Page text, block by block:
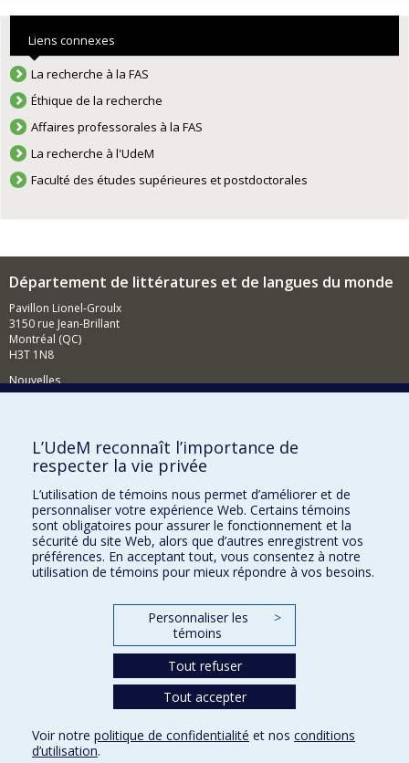
Liens connexes
La recherche à la FAS
Éthique de la recherche
Affaires professorales à la FAS
La recherche à l'UdeM
Faculté des études supérieures et postdoctorales
Département de littératures et de langues du monde
Pavillon Lionel-Groulx
3150 rue Jean-Brillant
Montréal (QC)
H3T 1N8
Nouvelles
Comment soutenir le Département?
BESOIN D'AIDE?
Plan du site
Signaler une erreur
Accessibilité
FACULTÉ DES ARTS ET DES SCIENCES
Nos départements et écoles
Conditions d’utilisation
L’UdeM reconnaît l’importance de
respecter la vie privée
L’utilisation de témoins nous permet d’améliorer et de
personnaliser votre expérience Web. Certains témoins
sont obligatoires pour assurer le fonctionnement et la
sécurité du site Web, alors que d’autres enregistrent vos
préférences. En acceptant tout, vous consentez à notre
utilisation de témoins pour mieux répondre à vos besoins.
Personnaliser les
témoins
>
Tout refuser
Tout accepter
Voir notre politique de confidentialité et nos conditions
d’utilisation.